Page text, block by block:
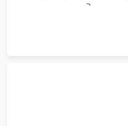
осушителя. Замена
сломанных